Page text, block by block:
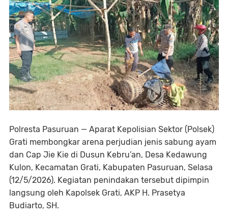
Polresta Pasuruan — Aparat Kepolisian Sektor (Polsek)
Grati membongkar arena perjudian jenis sabung ayam
dan Cap Jie Kie di Dusun Kebru’an, Desa Kedawung
Kulon, Kecamatan Grati, Kabupaten Pasuruan, Selasa
(12/5/2026). Kegiatan penindakan tersebut dipimpin
langsung oleh Kapolsek Grati, AKP H. Prasetya
Budiarto, SH.